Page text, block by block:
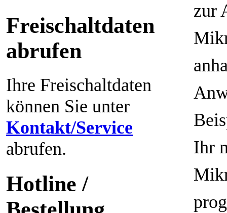
Freischaltdaten
abrufen
Ihre Freischaltdaten
können Sie unter
Kontakt/Service
abrufen.
Hotline /
zur
Ihr